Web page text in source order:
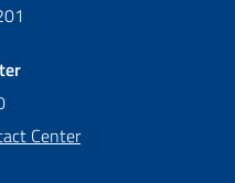
Center